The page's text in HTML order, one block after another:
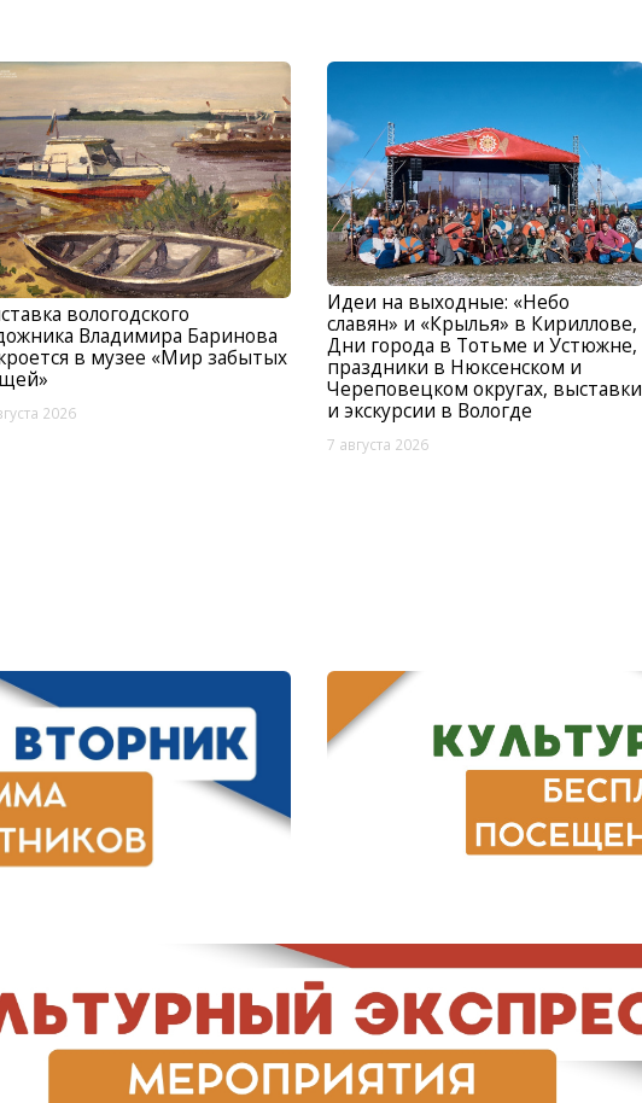
вологодского
Владимира Баринова
в музее «Мир забытых
2026
Идеи на выходные: «Небо
славян» и «Крылья» в Кириллове,
Дни города в Тотьме и Устюжне,
праздники в Нюксенском и
Череповецком округах, выставки
и экскурсии в Вологде
7 августа 2026